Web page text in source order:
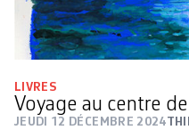
LIVRES
Voyage au centre
JEUDI 12 DÉCEMBRE 2024